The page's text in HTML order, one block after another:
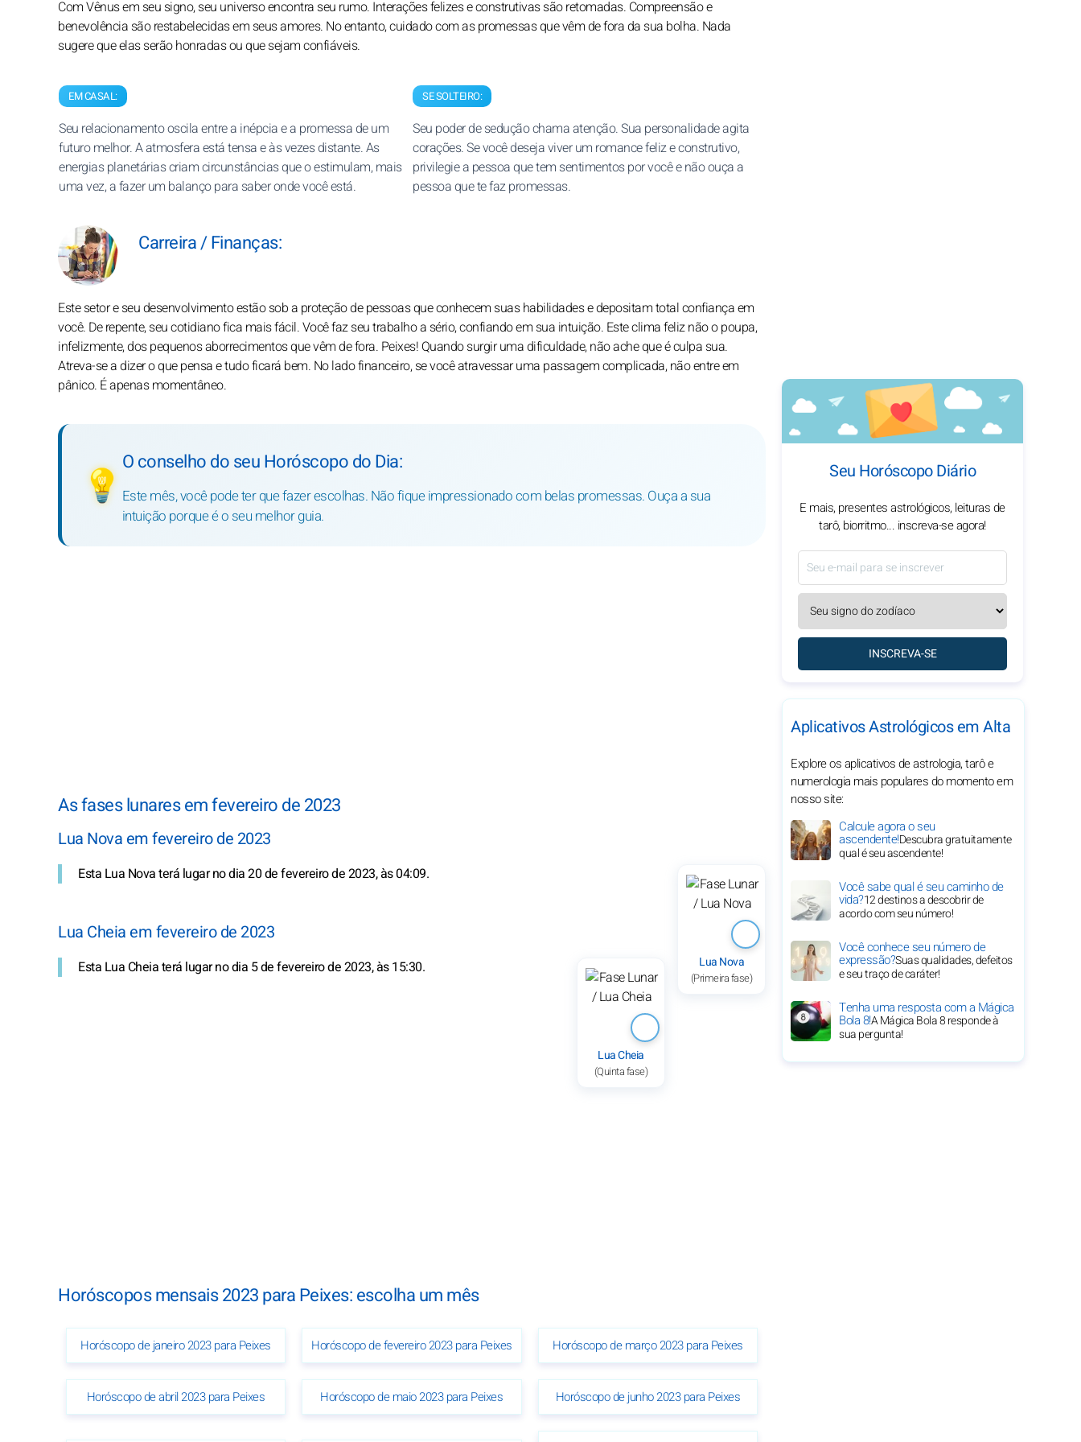
Com Vênus em seu signo, seu universo encontra seu rumo. Interações felizes e construtivas são retomadas. Compreensão e
benevolência são restabelecidas em seus amores. No entanto, cuidado com as promessas que vêm de fora da sua bolha. Nada
sugere que elas serão honradas ou que sejam confiáveis.
EM CASAL:
Seu relacionamento oscila entre a inépcia e a promessa de um
futuro melhor. A atmosfera está tensa e às vezes distante. As
energias planetárias criam circunstâncias que o estimulam, mais
uma vez, a fazer um balanço para saber onde você está.
SE SOLTEIRO:
Seu poder de sedução chama atenção. Sua personalidade agita
corações. Se você deseja viver um romance feliz e construtivo,
privilegie a pessoa que tem sentimentos por você e não ouça a
pessoa que te faz promessas.
Carreira / Finanças:
Este setor e seu desenvolvimento estão sob a proteção de pessoas que conhecem suas habilidades e depositam total confiança em
você. De repente, seu cotidiano fica mais fácil. Você faz seu trabalho a sério, confiando em sua intuição. Este clima feliz não o poupa,
infelizmente, dos pequenos aborrecimentos que vêm de fora. Peixes! Quando surgir uma dificuldade, não ache que é culpa sua.
Atreva-se a dizer o que pensa e tudo ficará bem. No lado financeiro, se você atravessar uma passagem complicada, não entre em
pânico. É apenas momentâneo.
💡
O conselho do seu Horóscopo do Dia:
Este mês, você pode ter que fazer escolhas. Não fique impressionado com belas promessas. Ouça a sua
intuição porque é o seu melhor guia.
As fases lunares em fevereiro de 2023
Lua Nova em fevereiro de 2023
Lua Nova
(Primeira fase)
Esta Lua Nova terá lugar no dia 20 de fevereiro de 2023, às 04:09.
Lua Cheia em fevereiro de 2023
Lua Cheia
(Quinta fase)
Esta Lua Cheia terá lugar no dia 5 de fevereiro de 2023, às 15:30.
Horóscopos mensais 2023 para Peixes: escolha um mês
Horóscopo de janeiro 2023 para Peixes Horóscopo de fevereiro 2023 para Peixes Horóscopo de março 2023 para Peixes
Horóscopo de abril 2023 para Peixes Horóscopo de maio 2023 para Peixes Horóscopo de junho 2023 para Peixes
Seu Horóscopo Diário
E mais, presentes astrológicos, leituras de
tarô, biorritmo... inscreva-se agora!
INSCREVA-SE
Aplicativos Astrológicos em Alta
Explore os aplicativos de astrologia, tarô e
numerologia mais populares do momento em
nosso site:
Calcule agora o seu
ascendente!Descubra gratuitamente
qual é seu ascendente!
Você sabe qual é seu caminho de
vida?12 destinos a descobrir de
acordo com seu número!
Você conhece seu número de
expressão?Suas qualidades, defeitos
e seu traço de caráter!
Tenha uma resposta com a Mágica
Bola 8!A Mágica Bola 8 responde à
sua pergunta!